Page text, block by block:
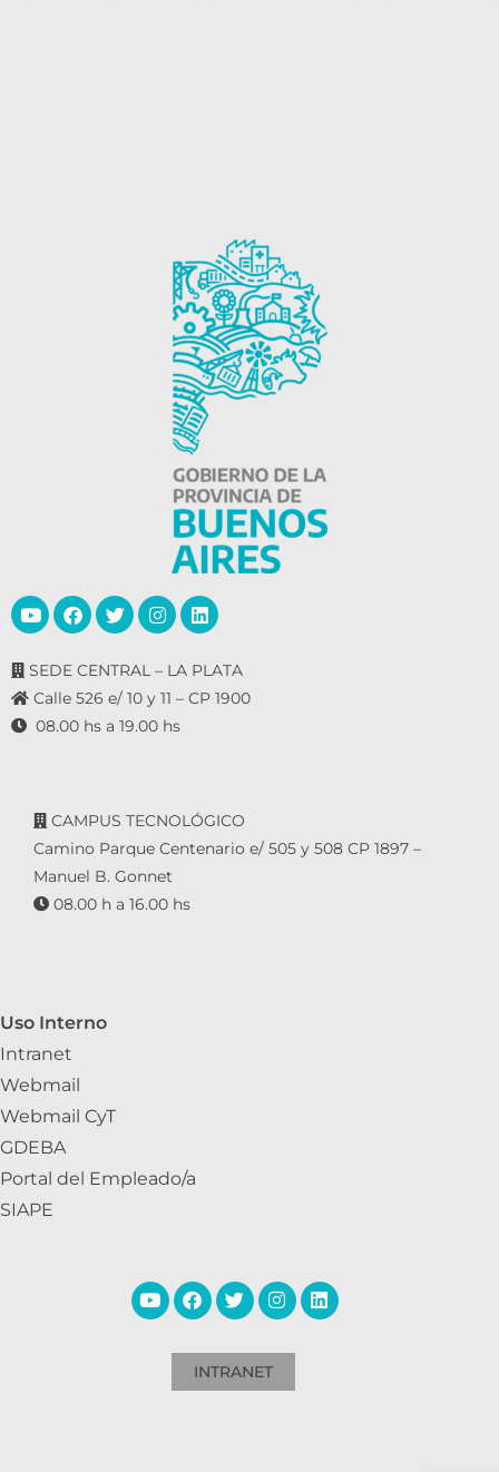
SEDE CENTRAL – LA PLATA
Calle 526 e/ 10 y 11 – CP 1900
08.00 hs a 19.00 hs
CAMPUS TECNOLÓGICO
Camino Parque Centenario e/ 505 y 508 CP 1897 –
Manuel B. Gonnet
08.00 h a 16.00 hs
Uso Interno
Intranet
Webmail
Webmail CyT
GDEBA
Portal del Empleado/a
SIAPE
INTRANET